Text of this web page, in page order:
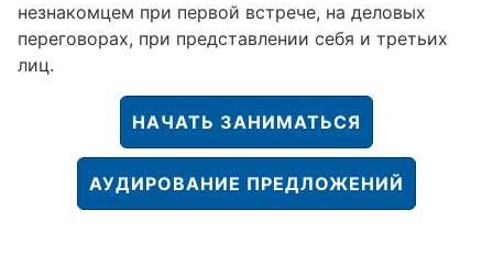
незнакомцем при первой встрече, на деловых
переговорах, при представлении себя и третьих
лиц.
НАЧАТЬ ЗАНИМАТЬСЯ
АУДИРОВАНИЕ ПРЕДЛОЖЕНИЙ